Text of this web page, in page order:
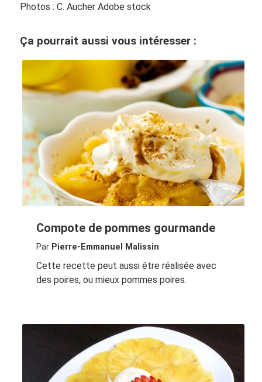
Photos : C. Aucher Adobe stock
Ça pourrait aussi vous intéresser :
Compote de pommes gourmande
Par Pierre-Emmanuel Malissin
Cette recette peut aussi être réalisée avec
des poires, ou mieux pommes poires.